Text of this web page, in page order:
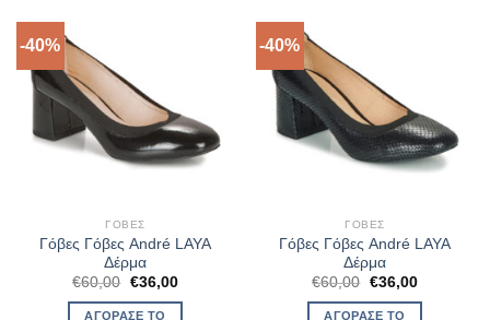
-40%
ΓΌΒΕΣ
Γόβες Γόβες André LAYA
Δέρμα
€60,00 Original
was:
€36,00Η
ΑΓΌΡΑΣΈ ΤΟ
-40%
ΓΌΒΕΣ
Γόβες Γόβες André LAYA
Δέρμα
€60,00 Original
was:
€36,00Η
ΑΓΌΡΑΣΈ ΤΟ